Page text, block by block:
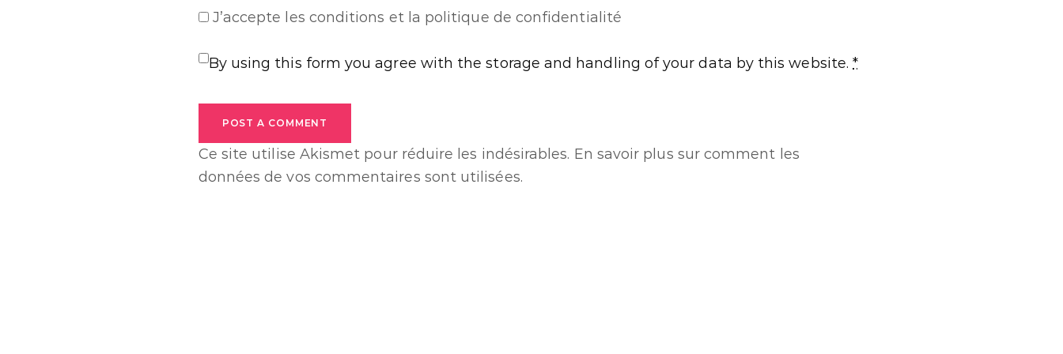
J’accepte les conditions et la politique de confidentialité
By using this form you agree with the storage and handling of your data by this website.*
POST A COMMENT
Ce site utilise Akismet pour réduire les indésirables. En savoir plus sur comment les
données de vos commentaires sont utilisées.